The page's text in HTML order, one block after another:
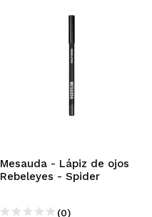
Mesauda - Lápiz de ojos
Rebeleyes - Spider
(0)